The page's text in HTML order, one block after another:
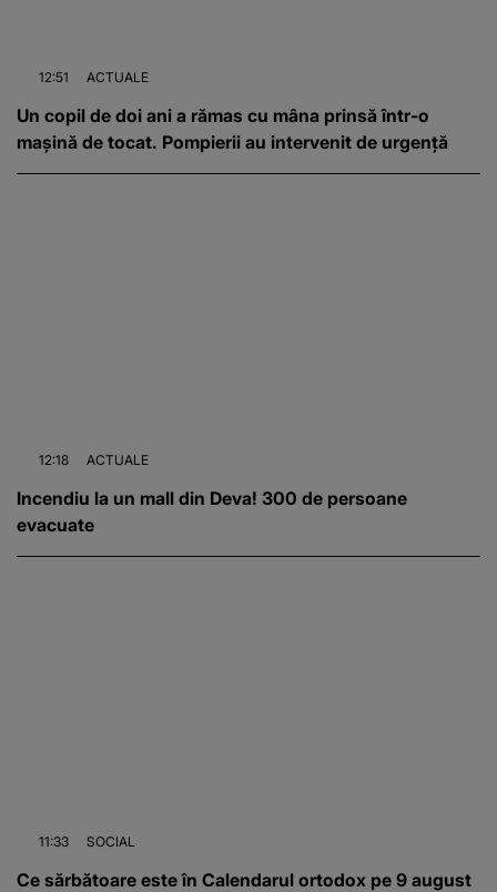
12:51 ACTUALE
Un copil de doi ani a rămas cu mâna prinsă într-o
mașină de tocat. Pompierii au intervenit de urgență
12:18 ACTUALE
Incendiu la un mall din Deva! 300 de persoane
evacuate
11:33 SOCIAL
Ce sărbătoare este în Calendarul ortodox pe 9 august